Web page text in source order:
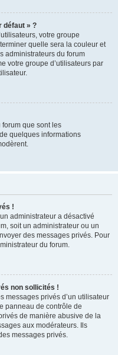
défaut » ?
votre groupe
quelle sera la couleur et
administrateurs du forum
votre groupe d’utilisateurs par
forum que sont les
quelques informations
!
administrateur a désactivé
soit un administrateur ou un
des messages privés. Pour
du forum.
non sollicités !
messages privés d’un utilisateur
panneau de contrôle de
de manière abusive de la
aux modérateurs. Ils
messages privés.